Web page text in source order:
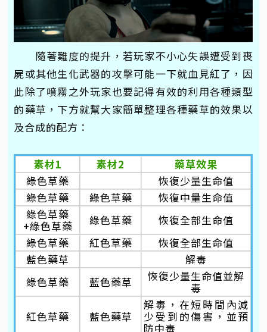
隨著難度的提升，若玩家不小心失誤遭受到喪
屍或其他生化武器的攻擊可能一下就血見紅了，因
此除了噴霧之外玩家也要記得有效的利用各種類型
的藥草，下方就幫大家簡單整理各種藥草的效果以
及合成的配方：
素材1 素材2
藥草效果
綠色草藥
恢復少量生命值
綠色草藥
綠色草藥
恢復中量生命值
綠色草藥
+綠色草藥
綠色草藥
恢復全部生命值
綠色草藥
紅色草藥
恢復全部生命值
藍色藥草
解毒
綠色草藥
藍色藥草
恢復少量生命值並解
毒
紅色草藥
藍色藥草
解毒，在短時間內減
少受到的傷害，並預
防中毒